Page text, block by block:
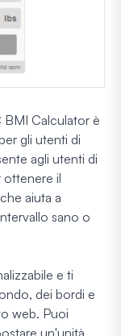
BMI Calculator è
gli utenti di
agli utenti di
ottenere il
aiuta a
sano o
e ti
dei bordi e
web. Puoi